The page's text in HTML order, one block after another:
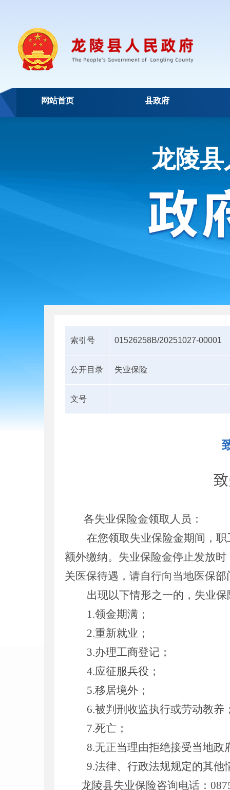
网站首页 县政府
龙陵
索引号 01526258B/20251027-00001
公开目录 失业保险
文号
各失业保险金领取人员：
在您领取失业保险金期间，
额外缴纳。失业保险金停止发放
关医保待遇，请自行向当地医保
出现以下情形之一的，失业
1.领金期满；
2.重新就业；
3.办理工商登记；
4.应征服兵役；
5.移居境外；
6.被判刑收监执行或劳动教养
7.死亡；
8.无正当理由拒绝接受当地政
9.法律、行政法规规定的其他
龙陵县失业保险咨询电话：